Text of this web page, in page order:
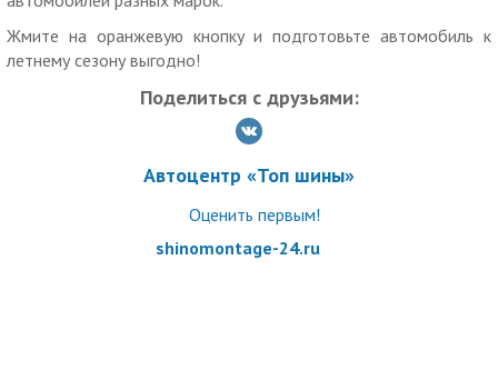
Для получения скидки необходимо предъявить
неиспользованный ранее купон с уникальным номером на
экране телефона или в распечатанном виде.
Обязательна предварительная запись по телефону.
Время работы: ежедневно: с 09:00 до 21:00.
Услуги (товары) предоставляются ИП Иванов Алексей
Сергеевич, ОГРНИП 320784700079015
Жмите на оранжевую кнопку и подготовьте автомобиль к
летнему сезону выгодно!
Поделиться с друзьями:
Автоцентр «Топ шины»
Оценить первым!
shinomontage-24.ru